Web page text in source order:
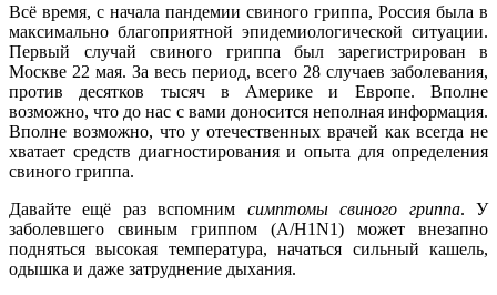
Всё время, с начала пандемии свиного гриппа, Россия была в
максимально благоприятной эпидемиологической ситуации.
Первый случай свиного гриппа был зарегистрирован в
Москве 22 мая. За весь период, всего 28 случаев заболевания,
против десятков тысяч в Америке и Европе. Вполне
возможно, что до нас с вами доносится неполная информация.
Вполне возможно, что у отечественных врачей как всегда не
хватает средств диагностирования и опыта для определения
свиного гриппа.
Давайте ещё раз вспомним симптомы свиного гриппа. У
заболевшего свиным гриппом (A/H1N1) может внезапно
подняться высокая температура, начаться сильный кашель,
одышка и даже затруднение дыхания.